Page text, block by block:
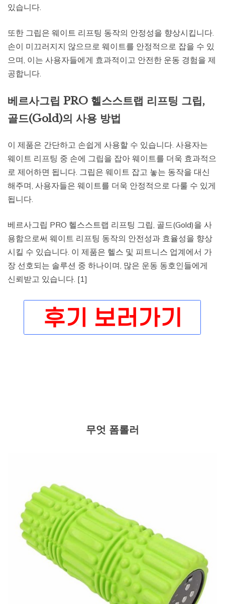
있습니다.
또한 그립은 웨이트 리프팅 동작의 안정성을 향상시킵니다.
손이 미끄러지지 않으므로 웨이트를 안정적으로 잡을 수 있
으며, 이는 사용자들에게 효과적이고 안전한 운동 경험을 제
공합니다.
베르사그립 PRO 헬스스트랩 리프팅 그립,
골드(Gold)의 사용 방법
이 제품은 간단하고 손쉽게 사용할 수 있습니다. 사용자는
웨이트 리프팅 중 손에 그립을 잡아 웨이트를 더욱 효과적으
로 제어하면 됩니다. 그립은 웨이트 잡고 놓는 동작을 대신
해주며, 사용자들은 웨이트를 더욱 안정적으로 다룰 수 있게
됩니다.
베르사그립 PRO 헬스스트랩 리프팅 그립, 골드(Gold)을 사
용함으로써 웨이트 리프팅 동작의 안전성과 효율성을 향상
시킬 수 있습니다. 이 제품은 헬스 및 피트니스 업계에서 가
장 선호되는 솔루션 중 하나이며, 많은 운동 동호인들에게
신뢰받고 있습니다. [1]
무엇 폼롤러